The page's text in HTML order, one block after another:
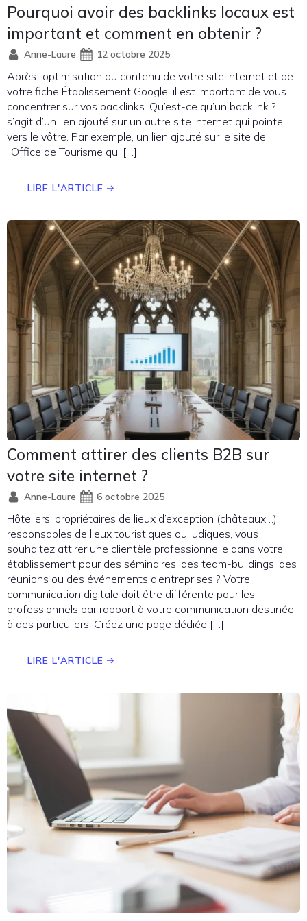
Pourquoi avoir des backlinks locaux est
important et comment en obtenir ?
Anne-Laure 12 octobre 2025
Après l’optimisation du contenu de votre site internet et de
votre fiche Établissement Google, il est important de vous
concentrer sur vos backlinks. Qu’est-ce qu’un backlink ? Il
s’agit d’un lien ajouté sur un autre site internet qui pointe
vers le vôtre. Par exemple, un lien ajouté sur le site de
l’Office de Tourisme qui […]
LIRE L'ARTICLE
Comment attirer des clients B2B sur
votre site internet ?
Anne-Laure 6 octobre 2025
Hôteliers, propriétaires de lieux d’exception (châteaux…),
responsables de lieux touristiques ou ludiques, vous
souhaitez attirer une clientèle professionnelle dans votre
établissement pour des séminaires, des team-buildings, des
réunions ou des événements d’entreprises ? Votre
communication digitale doit être différente pour les
professionnels par rapport à votre communication destinée
à des particuliers. Créez une page dédiée […]
LIRE L'ARTICLE